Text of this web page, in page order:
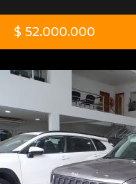
$ 52.000.000